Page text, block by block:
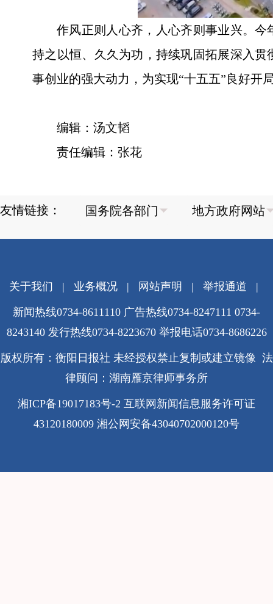
作风正则人心齐，人心齐则事业兴。
持之以恒、久久为功，持续巩固拓展深入
事创业的强大动力，为实现“十五五”良好开
编辑：汤文韬
责任编辑：张花
友情链接：
关于我们 | 业务概况| 网站声明 | 举报通道 |
新闻热线0734-8611110 广告热线0734-8247111 0734-
8243140 发行热线0734-8223670 举报电话0734-8686226
版权所有：衡阳日报社 未经授权禁止复制或建立镜像 法
律顾问：湖南雁京律师事务所
湘ICP备19017183号-2 互联网新闻信息服务许可证
43120180009 湘公网安备43040702000120号